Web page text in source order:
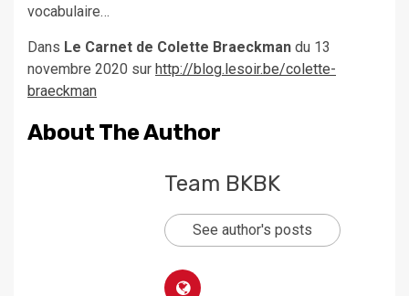
vocabulaire…
Dans Le Carnet de Colette Braeckman du 13
novembre 2020 sur http://blog.lesoir.be/colette-
braeckman
About The Author
Team BKBK
See author's posts